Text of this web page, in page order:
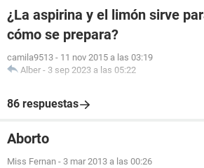
¿La aspirina y el limón sirve
cómo se prepara?
camila9513 - 11 nov 2015 a las 03:19
Alber - 3 sep 2023 a las 05:22
86 respuestas
Aborto
Miss Fernan - 3 mar 2013 a las 00:26